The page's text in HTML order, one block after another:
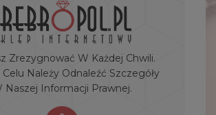
Zrezygnować W Każdej Chwili.
Należy Odnaleźć Szczegóły
Naszej Informacji Prawnej.